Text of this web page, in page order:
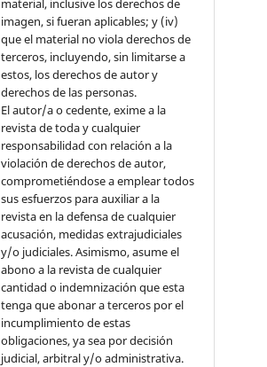
material, inclusive los derechos de
imagen, si fueran aplicables; y (iv)
que el material no viola derechos de
terceros, incluyendo, sin limitarse a
estos, los derechos de autor y
derechos de las personas.
El autor/a o cedente, exime a la
revista de toda y cualquier
responsabilidad con relación a la
violación de derechos de autor,
comprometiéndose a emplear todos
sus esfuerzos para auxiliar a la
revista en la defensa de cualquier
acusación, medidas extrajudiciales
y/o judiciales. Asimismo, asume el
abono a la revista de cualquier
cantidad o indemnización que esta
tenga que abonar a terceros por el
incumplimiento de estas
obligaciones, ya sea por decisión
judicial, arbitral y/o administrativa.